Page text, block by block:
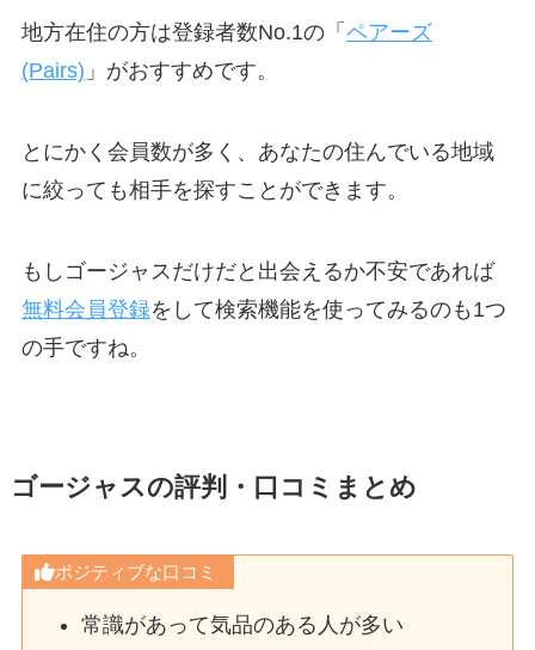
地方在住の方は登録者数No.1の「 ペアーズ
(Pairs) 」がおすすめです。
とにかく会員数が多く、あなたの住んでいる地域
に絞っても相手を探すことができます。
もしゴージャスだけだと出会えるか不安であれば
無料会員登録をして検索機能を使ってみるのも1つ
の手ですね。
ゴージャスの評判・口コミまとめ
ポジティブな口コミ
常識があって気品のある人が多い